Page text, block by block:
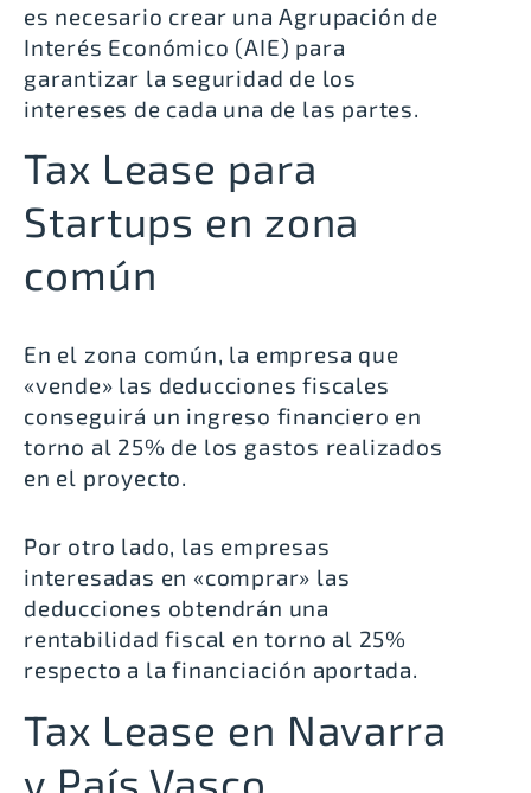
es necesario crear una Agrupación de
Interés Económico (AIE) para
garantizar la seguridad de los
intereses de cada una de las partes.
Tax Lease para
Startups en zona
común
En el zona común, la empresa que
«vende» las deducciones fiscales
conseguirá un ingreso financiero en
torno al 25% de los gastos realizados
en el proyecto.
Por otro lado, las empresas
interesadas en «comprar» las
deducciones obtendrán una
rentabilidad fiscal en torno al 25%
respecto a la financiación aportada.
Tax Lease en Navarra
y País Vasco